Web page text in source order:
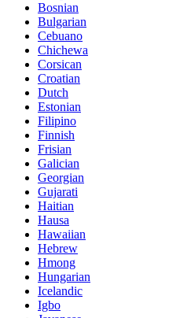
Bosnian
Bulgarian
Cebuano
Chichewa
Corsican
Croatian
Dutch
Estonian
Filipino
Finnish
Frisian
Galician
Georgian
Gujarati
Haitian
Hausa
Hawaiian
Hebrew
Hmong
Hungarian
Icelandic
Igbo